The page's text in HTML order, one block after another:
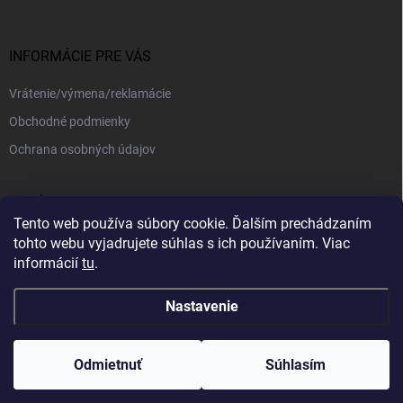
Tento web používa súbory cookie. Ďalším prechádzaním
tohto webu vyjadrujete súhlas s ich používaním. Viac
informácií tu.
Nastavenie
Odmietnuť Súhlasím
INFORMÁCIE PRE VÁS
Vrátenie/výmena/reklamácie
Obchodné podmienky
Ochrana osobných údajov
Vytvoril Shoptet
Copyright 2026kajotex.sk. Všetky práva vyhradené.Upraviť nastavenie